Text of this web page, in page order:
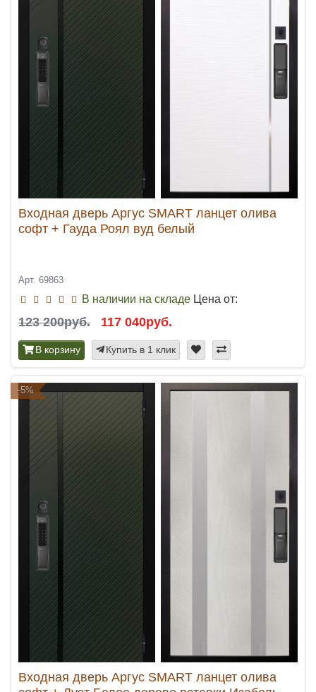
Входная дверь Аргус SMART ланцет олива
софт + Гауда Роял вуд белый
Арт. 69863
В наличии на складе Цена от:
123 200руб. 117 040руб.
В корзину Купить в 1 клик
-5%
Входная дверь Аргус SMART ланцет олива